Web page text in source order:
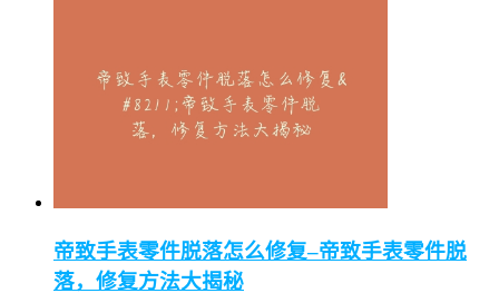
帝致手表零件脱落怎么修复–帝致手表零件脱
落，修复方法大揭秘